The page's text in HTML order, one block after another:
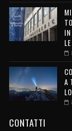
A
CONTATTI